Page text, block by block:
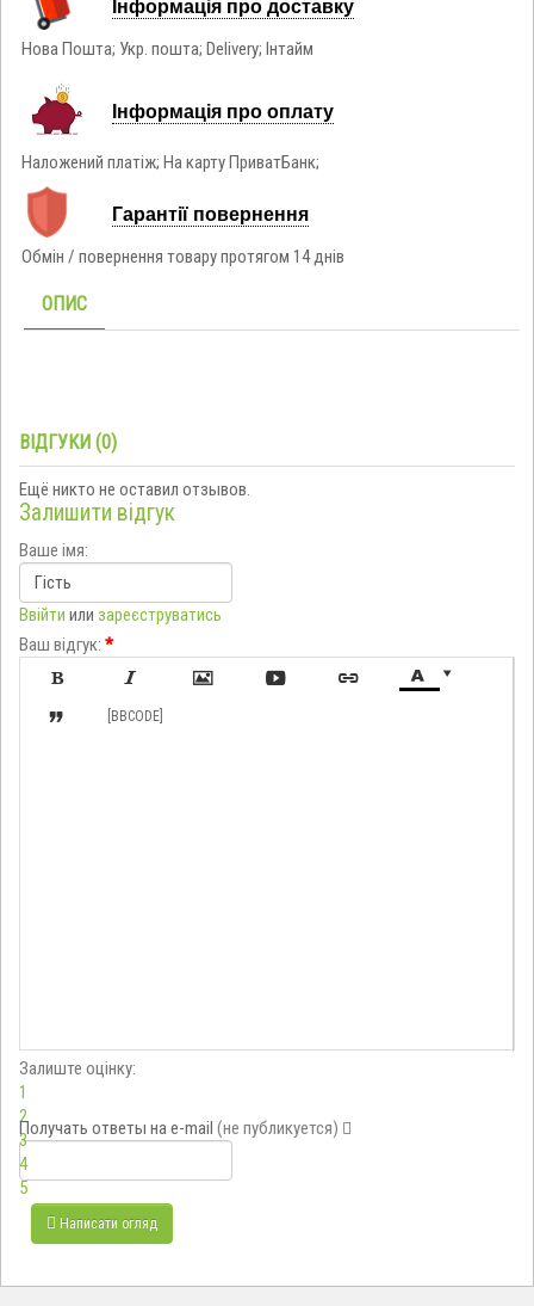
Нова Пошта; Укр. пошта; Delivery; Інтайм
Інформація про оплату
Наложений платіж; На карту ПриватБанк;
Гарантії повернення
Обмін / повернення товару протягом 14 днів
ОПИС
ВІДГУКИ (0)
Ещё никто не оставил отзывов.
Залишити відгук
Ваше імя:
Ввійти или зареєструватись
Ваш відгук: *

     
 [BBCODE]
Залиште оцінку:
1
2
3
4
5
Получать ответы на e-mail (не публикуется)
Написати огляд